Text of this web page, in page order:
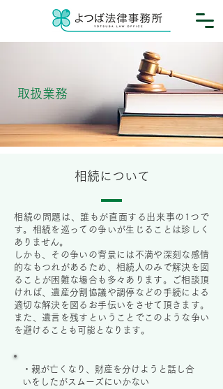
取扱業務
​相続について
相続の問題は、誰もが直面する出来事の1つで
す。相続を巡っての争いが生じることは珍しく
ありません。
しかも、その争いの背景には不満や深刻な感情
的なもつれがあるため、相続人のみで解決を図
ることが困難な場合も多々あります。ご相談頂
ければ、遺産分割協議や調停などの手続による
適切な解決を図るお手伝いをさせて頂きます。
また、遺言を残すということでこのような争い
を避けることも可能となります。
・親が亡くなり、財産を分けようと話し合
いをしたがスムーズにいかない